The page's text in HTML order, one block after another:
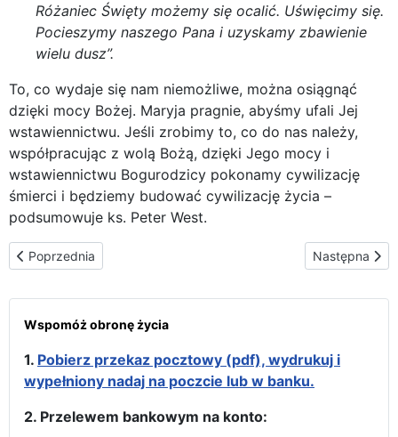
Różaniec Święty możemy się ocalić. Uświęcimy się.
Pocieszymy naszego Pana i uzyskamy zbawienie
wielu dusz”.
To, co wydaje się nam niemożliwe, można osiągnąć
dzięki mocy Bożej. Maryja pragnie, abyśmy ufali Jej
wstawiennictwu. Jeśli zrobimy to, co do nas należy,
współpracując z wolą Bożą, dzięki Jego mocy i
wstawiennictwu Bogurodzicy pokonamy cywilizację
śmierci i będziemy budować cywilizację życia –
podsumowuje ks. Peter West.
Poprzednia strona: Nad jeziorami w Sparcie
Poprzednia Następna
Następna
Wspomóż obronę życia
1. Pobierz przekaz pocztowy (pdf), wydrukuj i
wypełniony nadaj na poczcie lub w banku.
2. Przelewem bankowym na konto: